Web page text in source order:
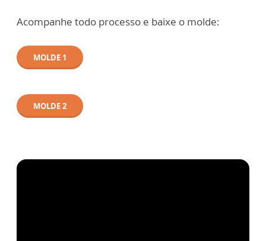
Acompanhe todo processo e baixe o molde:
MOLDE 1
MOLDE 2